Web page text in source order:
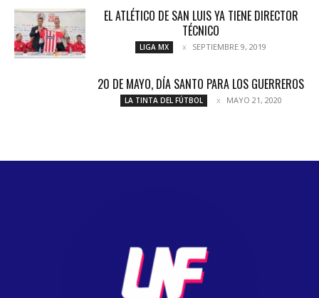
EL ATLÉTICO DE SAN LUIS YA TIENE DIRECTOR
TÉCNICO
LIGA MX SEPTIEMBRE 9, 2019
20 DE MAYO, DÍA SANTO PARA LOS GUERREROS
LA TINTA DEL FÚTBOL MAYO 21, 2020